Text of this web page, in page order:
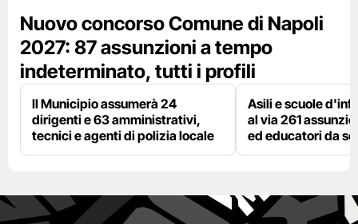
Nuovo concorso Comune di Napoli
2027: 87 assunzioni a tempo
indeterminato, tutti i profili
Il Municipio assumerà 24
dirigenti e 63 amministrativi,
tecnici e agenti di polizia locale
Asili e scuole
al via 261
ed educatori da